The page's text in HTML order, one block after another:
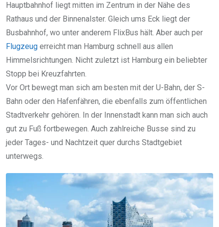
Hauptbahnhof liegt mitten im Zentrum in der Nähe des
Rathaus und der Binnenalster. Gleich ums Eck liegt der
Busbahnhof, wo unter anderem FlixBus hält. Aber auch per
Flugzeug erreicht man Hamburg schnell aus allen
Himmelsrichtungen. Nicht zuletzt ist Hamburg ein beliebter
Stopp bei Kreuzfahrten.
Vor Ort bewegt man sich am besten mit der U-Bahn, der S-
Bahn oder den Hafenfähren, die ebenfalls zum öffentlichen
Stadtverkehr gehören. In der Innenstadt kann man sich auch
gut zu Fuß fortbewegen. Auch zahlreiche Busse sind zu
jeder Tages- und Nachtzeit quer durchs Stadtgebiet
unterwegs.